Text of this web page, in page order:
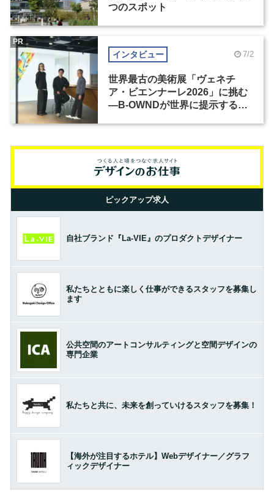
つのスポット
インタビュー 7/2
世界最古の美術展「ヴェネチ
ア・ビエンナーレ2026」に挑む
―B-OWNDが世界に提示する美
PR
ピックアップ求人
自社ブランド『La-VIE』のプロダクトデザイナー
私たちとともに楽しく仕事ができるスタッフを募集し
ます
公共空間のアートコンサルティングと空間デザインの
専門企業
私たちと共に、未来を創っていけるスタッフを募集！
【海外が注目するホテル】Webデザイナー／グラフ
ィックデザイナー